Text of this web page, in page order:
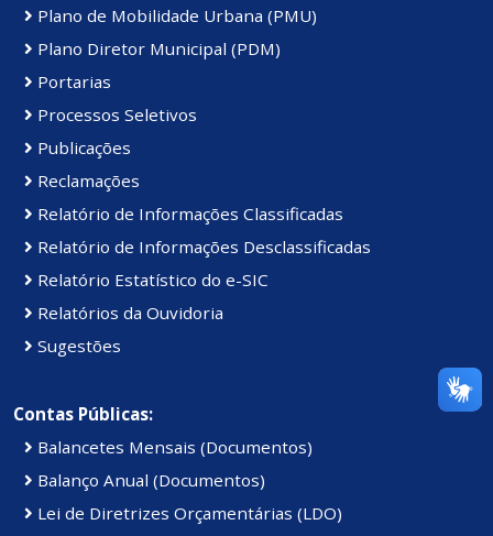
Plano de Mobilidade Urbana (PMU)
Plano Diretor Municipal (PDM)
Portarias
Processos Seletivos
Publicações
Reclamações
Relatório de Informações Classificadas
Relatório de Informações Desclassificadas
Relatório Estatístico do e-SIC
Relatórios da Ouvidoria
Sugestões
Contas Públicas:
Balancetes Mensais (Documentos)
Balanço Anual (Documentos)
Lei de Diretrizes Orçamentárias (LDO)